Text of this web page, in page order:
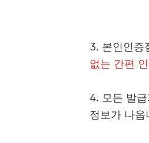
3. 본인인증
없는 간편
4. 모든 발
정보가 나옵